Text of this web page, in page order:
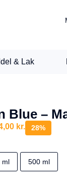
& Lak
Blue –
kr.
28%
ml 500 ml